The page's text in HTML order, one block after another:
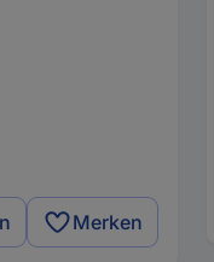
Merken